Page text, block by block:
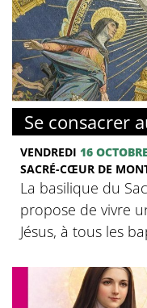
Se consacrer
VENDREDI 16 OCTOBRE
SACRÉ-CŒUR DE
La basilique du
propose de vivre
Jésus, à tous les